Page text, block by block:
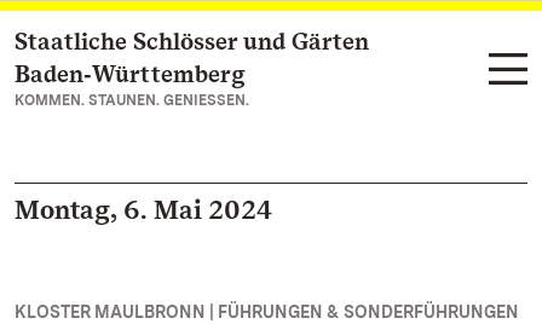
Zum Hauptinhalt springen
Staatliche Schlösser und Gärten
Baden‑Württemberg
KOMMEN. STAUNEN. GENIESSEN.
Montag, 6. Mai 2024
KLOSTER MAULBRONN | FÜHRUNGEN & SONDERFÜHRUNGEN